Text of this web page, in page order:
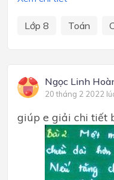
Lớp 8 Toán
Ngọc Linh
20 tháng 2 2022
giúp e giải chi tiết